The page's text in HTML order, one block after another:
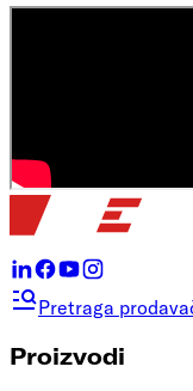
Pretraga
Proizvodi